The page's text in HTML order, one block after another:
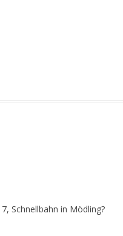
Schnellbahn in Mödling?